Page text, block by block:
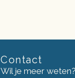
Contact
Wil je meer